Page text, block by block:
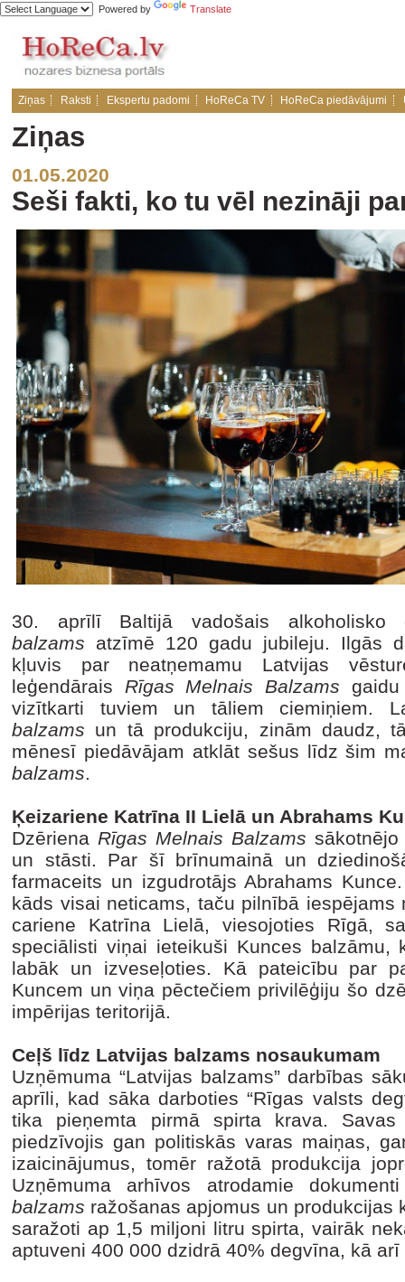
Powered by Translate
Ziņas Raksti Ekspertu padomi HoReCa TV HoReCa piedāvājumi
Ziņas
01.05.2020
Seši fakti, ko tu vēl nezināji
30. aprīlī Baltijā vadošais
balzams atzīmē 120 gadu jubileju. Ilgās
kļuvis par neatņemamu Latvijas
leģendārais Rīgas Melnais Balzams
vizītkarti tuviem un tāliem
balzams un tā produkciju, zinām daudz,
mēnesī piedāvājam atklāt sešus līdz šim
balzams.
Ķeizariene Katrīna II Lielā un Abrahams
Dzēriena Rīgas Melnais Balzams
un stāsti. Par šī brīnumainā un
farmaceits un izgudrotājs Abrahams
kāds visai neticams, taču pilnībā
cariene Katrīna Lielā, viesojoties Rīgā,
speciālisti viņai ieteikuši Kunces
labāk un izveseļoties. Kā pateicību par
Kuncem un viņa pēctečiem privilēģiju šo
impērijas teritorijā.
Ceļš līdz Latvijas balzams nosaukumam
Uzņēmuma “Latvijas balzams” darbības
aprīli, kad sāka darboties “Rīgas valsts
tika pieņemta pirmā spirta krava. Savas
piedzīvojis gan politiskās varas maiņas,
izaicinājumus, tomēr ražotā produkcija
Uzņēmuma arhīvos atrodamie
balzams ražošanas apjomus un produkcijas
saražoti ap 1,5 miljoni litru spirta, vairāk
aptuveni 400 000 dzidrā 40% degvīna, kā